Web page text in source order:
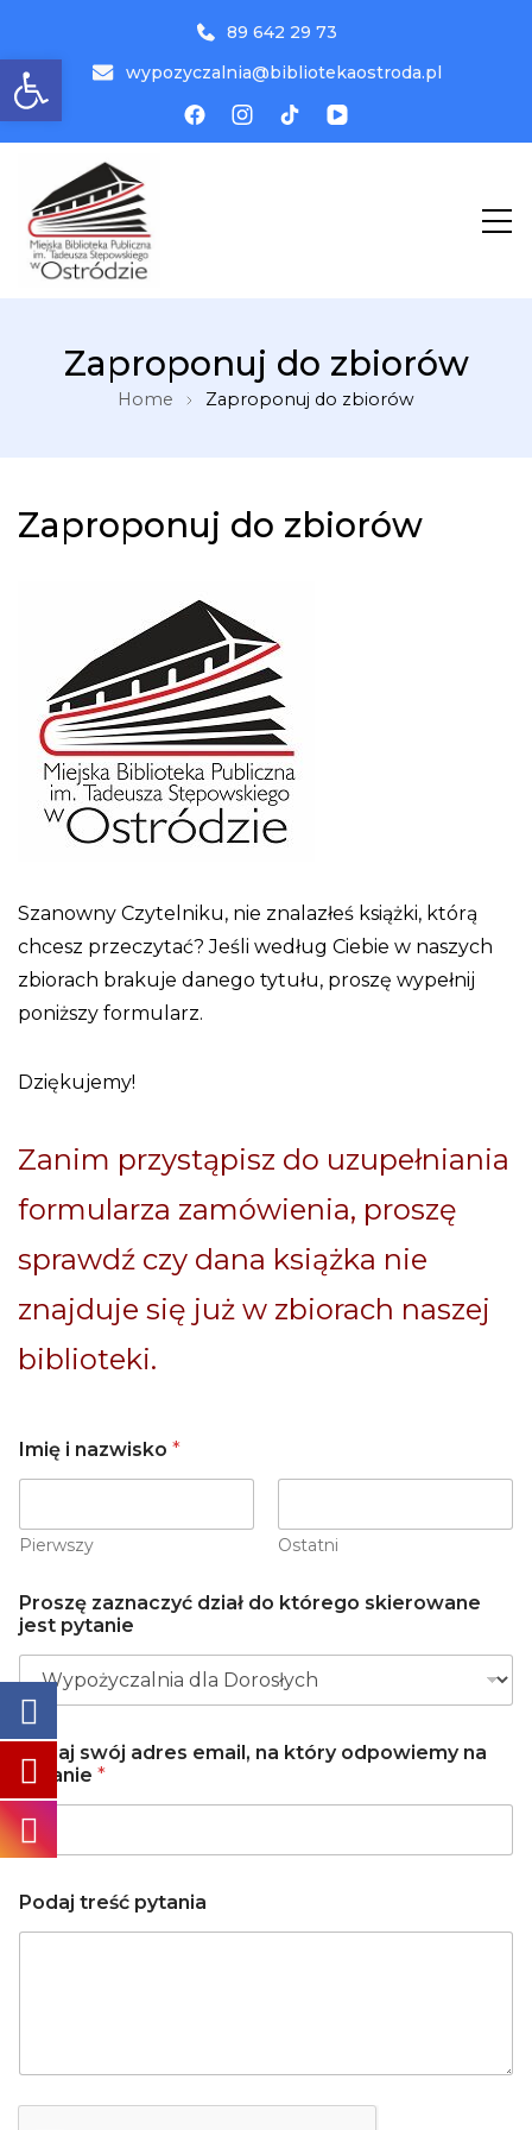
Otwórz pasek narzędzi
89 642 29 73
wypozyczalnia@bibliotekaostroda.pl
Ostródzie
Zaproponuj do zbiorów
Home Zaproponuj do zbiorów
Zaproponuj do zbiorów
Szanowny Czytelniku, nie znalazłeś książki, którą
chcesz przeczytać? Jeśli według Ciebie w naszych
zbiorach brakuje danego tytułu, proszę wypełnij
poniższy formularz.
Dziękujemy!
Zanim przystąpisz do uzupełniania
formularza zamówienia, proszę
sprawdź czy dana książka nie
znajduje się już w zbiorach naszej
biblioteki.
Imię i nazwisko *
Pierwszy Ostatni
Proszę zaznaczyć dział do którego skierowane
jest pytanie
Podaj swój adres email, na który odpowiemy na
pytanie *
t
ó
s
Podaj treść pytania